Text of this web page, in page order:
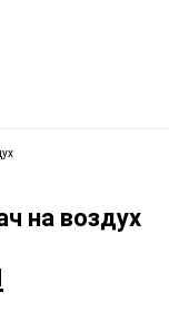
на воздух